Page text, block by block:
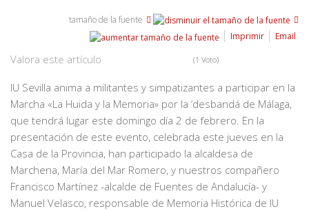
tamaño de la fuente
Imprimir
Email
Valora este artículo (1 Voto)
IU Sevilla anima a militantes y simpatizantes a participar en la
Marcha «La Huida y la Memoria» por la ‘desbandá de Málaga,
que tendrá lugar este domingo día 2 de febrero. En la
presentación de este evento, celebrada este jueves en la
Casa de la Provincia, han participado la alcaldesa de
Marchena, María del Mar Romero, y nuestros compañero
Francisco Martínez -alcalde de Fuentes de Andalucía- y
Manuel Velasco, responsable de Memoria Histórica de IU